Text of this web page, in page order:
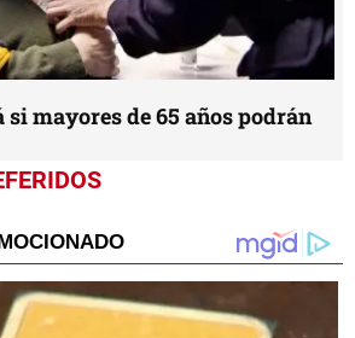
si mayores de 65 años podrán